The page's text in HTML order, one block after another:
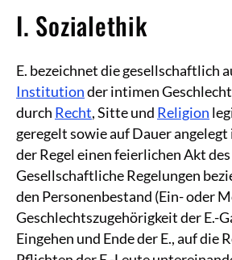
I. Sozialethik
E. bezeichnet die gesellschaftlich
Institutionder intimen
durch Recht, Sitte und Religion
geregelt sowie auf Dauer angelegt
der Regel einen feierlichen Akt
Gesellschaftliche Regelungen
den Personenbestand (Ein- oder
Geschlechtszugehörigkeit der E.-
Eingehen und Ende der E., auf die